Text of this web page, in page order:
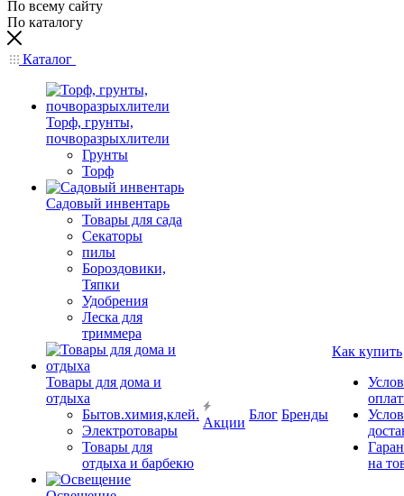
По всему сайту
По каталогу
Каталог
Торф, грунты,
почворазрыхлители
Грунты
Торф
Садовый инвентарь
Товары для сада
Секаторы
пилы
Бороздовики,
Тяпки
Удобрения
Леска для
триммера
Товары для дома и
отдыха
Бытов.химия,клей.
Электротовары
Товары для
отдыха и барбекю
Акции
Блог Бренды
Как купить
на